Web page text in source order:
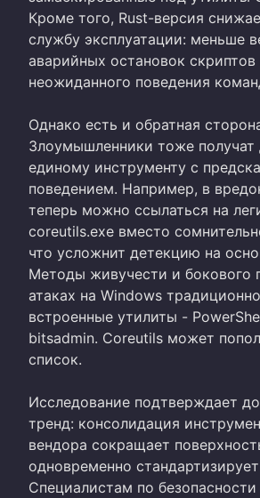
Кроме того, Rust-версия
службу эксплуатации: меньше
аварийных остановок скриптов
неожиданного поведения
Однако есть и обратная
Злоумышленники тоже получат
единому инструменту с
поведением. Например, в
теперь можно ссылаться на
coreutils.exe вместо
что усложнит детекцию на
Методы живучести и бокового
атаках на Windows
встроенные утилиты -
bitsadmin. Coreutils может
список.
Исследование подтверждает
тренд: консолидация
вендора сокращает
одновременно
Специалистам по безопасности